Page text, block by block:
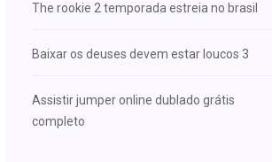
The rookie 2 temporada estreia no brasil
Baixar os deuses devem estar loucos 3
Assistir jumper online dublado grátis
completo